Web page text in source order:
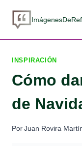
INSPIRACIÓN
Cómo
de
PorJuan Rovira